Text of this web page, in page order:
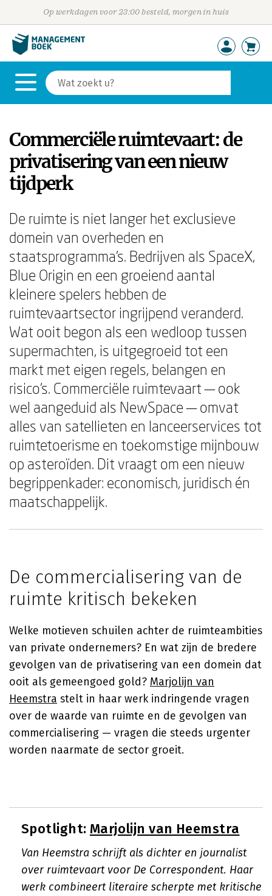
Op werkdagen voor 23:00 besteld, morgen in huis
Commerciële ruimtevaart: de
privatisering van een nieuw
tijdperk
De ruimte is niet langer het exclusieve
domein van overheden en
staatsprogramma's. Bedrijven als SpaceX,
Blue Origin en een groeiend aantal
kleinere spelers hebben de
ruimtevaartsector ingrijpend veranderd.
Wat ooit begon als een wedloop tussen
supermachten, is uitgegroeid tot een
markt met eigen regels, belangen en
risico's. Commerciële ruimtevaart — ook
wel aangeduid als NewSpace — omvat
alles van satellieten en lanceerservices tot
ruimtetoerisme en toekomstige mijnbouw
op asteroïden. Dit vraagt om een nieuw
begrippenkader: economisch, juridisch én
maatschappelijk.
De commercialisering van de
ruimte kritisch bekeken
Welke motieven schuilen achter de ruimteambities
van private ondernemers? En wat zijn de bredere
gevolgen van de privatisering van een domein dat
ooit als gemeengoed gold? Marjolijn van
Heemstra stelt in haar werk indringende vragen
over de waarde van ruimte en de gevolgen van
commercialisering — vragen die steeds urgenter
worden naarmate de sector groeit.
Spotlight: Marjolijn van Heemstra
Van Heemstra schrijft als dichter en journalist
over ruimtevaart voor De Correspondent. Haar
werk combineert literaire scherpte met kritische